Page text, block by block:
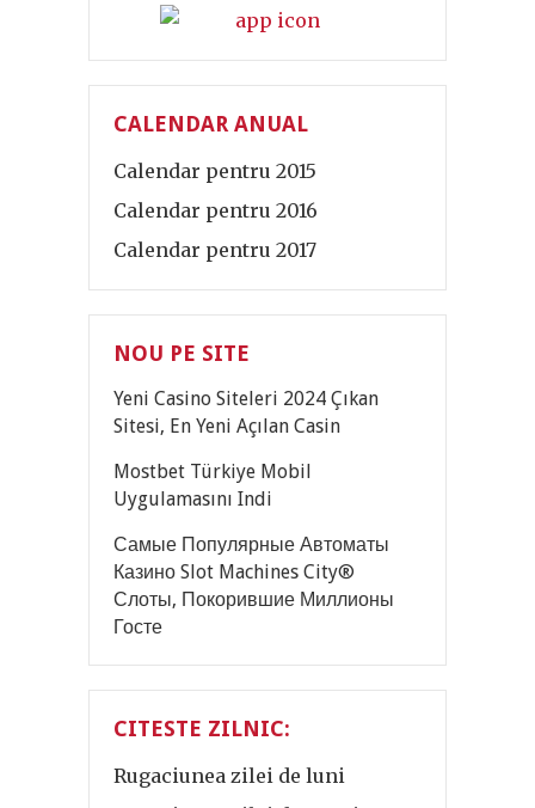
CALENDAR ANUAL
Calendar pentru 2015
Calendar pentru 2016
Calendar pentru 2017
NOU PE SITE
Yeni Casino Siteleri 2024 Çıkan
Sitesi, En Yeni Açılan Casin
Mostbet Türkiye Mobil
Uygulamasını Indi
Самые Популярные Автоматы
Казино Slot Machines City®
Слоты, Покорившие Миллионы
Госте
CITESTE ZILNIC:
Rugaciunea zilei de luni